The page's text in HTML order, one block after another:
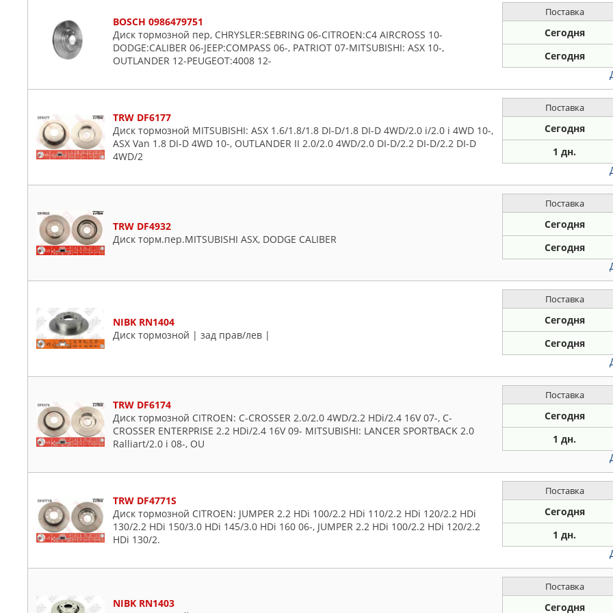
BOSCH 0986479751
Диск тормозной пер, CHRYSLER:SEBRING 06-CITROEN:C4 AIRCROSS 10-
DODGE:CALIBER 06-JEEP:COMPASS 06-, PATRIOT 07-MITSUBISHI: ASX 10-,
OUTLANDER 12-PEUGEOT:4008 12-
Поставка
Сегодня
Сегодня
TRW DF6177
Диск тормозной MITSUBISHI: ASX 1.6/1.8/1.8 DI-D/1.8 DI-D 4WD/2.0 i/2.0 i 4WD 10-,
ASX Van 1.8 DI-D 4WD 10-, OUTLANDER II 2.0/2.0 4WD/2.0 DI-D/2.2 DI-D/2.2 DI-D
4WD/2
Поставка
Сегодня
1 дн.
TRW DF4932
Диск торм.пер.MITSUBISHI ASX, DODGE CALIBER
Поставка
Сегодня
Сегодня
NIBK RN1404
Диск тормозной | зад прав/лев |
Поставка
Сегодня
Сегодня
TRW DF6174
Диск тормозной CITROEN: C-CROSSER 2.0/2.0 4WD/2.2 HDi/2.4 16V 07-, C-
CROSSER ENTERPRISE 2.2 HDi/2.4 16V 09- MITSUBISHI: LANCER SPORTBACK 2.0
Ralliart/2.0 i 08-, OU
Поставка
Сегодня
1 дн.
TRW DF4771S
Диск тормозной CITROEN: JUMPER 2.2 HDi 100/2.2 HDi 110/2.2 HDi 120/2.2 HDi
130/2.2 HDi 150/3.0 HDi 145/3.0 HDi 160 06-, JUMPER 2.2 HDi 100/2.2 HDi 120/2.2
HDi 130/2.
Поставка
Сегодня
1 дн.
NIBK RN1403
Поставка
Сегодня